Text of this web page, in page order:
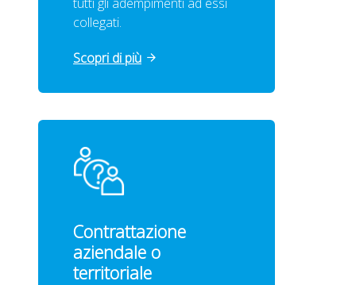
collegati.
Scopri di più
Contrattazione
aziendale o
territoriale